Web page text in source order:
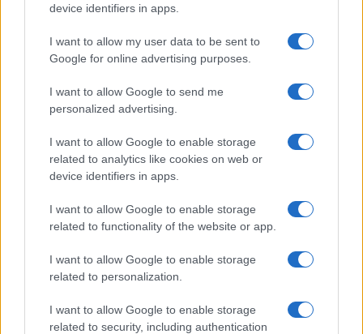
device identifiers in apps.
I want to allow my user data to be sent to
Google for online advertising purposes.
I want to allow Google to send me
personalized advertising.
I want to allow Google to enable storage
related to analytics like cookies on web or
device identifiers in apps.
I want to allow Google to enable storage
related to functionality of the website or app.
I want to allow Google to enable storage
related to personalization.
I want to allow Google to enable storage
related to security, including authentication
diversi. Anche se ho ascoltato un po’ di rap e pop,
nulla ha catturato la mia attenzione come il metal.
E voi, quali sono stati i vostri album preferiti di
quest’anno? Fatemelo sapere!
AUTORE
Staff